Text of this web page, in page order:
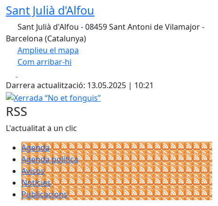
Sant Julià d'Alfou
Sant Julià d'Alfou - 08459 Sant Antoni de Vilamajor -
Barcelona (Catalunya)
Amplieu el mapa
Com arribar-hi
+
−
Darrera actualització: 13.05.2025 | 10:21
Xerrada “No et fonguis”
RSS
L'actualitat a un clic
Agenda
Agenda política
Avisos
Notícies
Publicacions